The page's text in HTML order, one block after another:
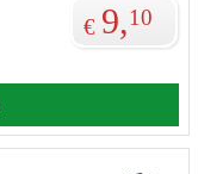
€ 9,10